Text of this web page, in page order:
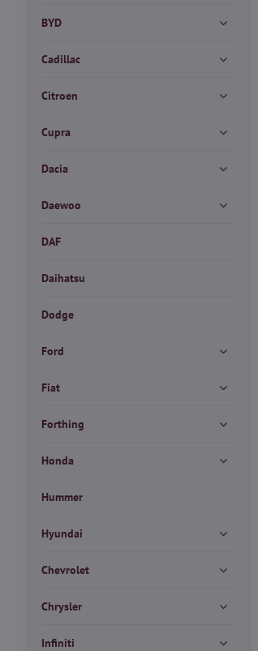
BYD
Cadillac
Citroen
Cupra
Dacia
Daewoo
DAF
Daihatsu
Dodge
Ford
Fiat
Forthing
Honda
Hummer
Hyundai
Chevrolet
Chrysler
Infiniti